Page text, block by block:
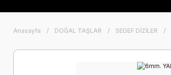
Anasayfa DOĞAL TAŞLAR SEDEF DİZİLER